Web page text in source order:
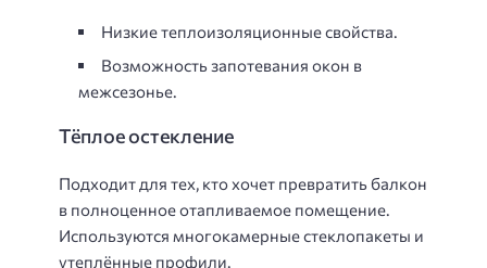
Низкие теплоизоляционные свойства.
Возможность запотевания окон в
межсезонье.
Тёплое остекление
Подходит для тех, кто хочет превратить балкон
в полноценное отапливаемое помещение.
Используются многокамерные стеклопакеты и
утеплённые профили.